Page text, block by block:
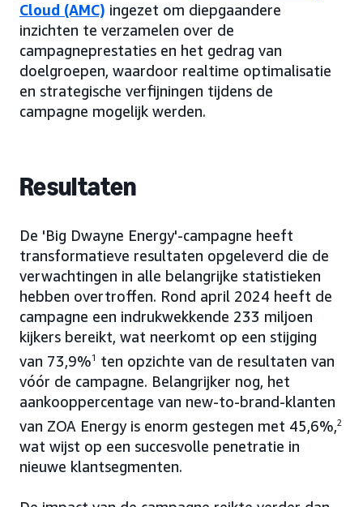
Cloud (AMC) ingezet om diepgaandere
inzichten te verzamelen over de
campagneprestaties en het gedrag van
doelgroepen, waardoor realtime optimalisatie
en strategische verfijningen tijdens de
campagne mogelijk werden.
Resultaten
De 'Big Dwayne Energy'-campagne heeft
transformatieve resultaten opgeleverd die de
verwachtingen in alle belangrijke statistieken
hebben overtroffen. Rond april 2024 heeft de
campagne een indrukwekkende 233 miljoen
kijkers bereikt, wat neerkomt op een stijging
van 73,9%1
ten opzichte van de resultaten van
vóór de campagne. Belangrijker nog, het
aankooppercentage van new-to-brand-klanten
van ZOA Energy is enorm gestegen met 45,6%,2
wat wijst op een succesvolle penetratie in
nieuwe klantsegmenten.